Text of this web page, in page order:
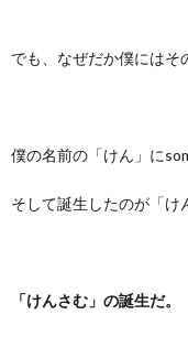
でも、なぜだか僕にはそ
僕の名前の「けん」に
そして誕生したのが「け
「けんさむ」の誕生だ。